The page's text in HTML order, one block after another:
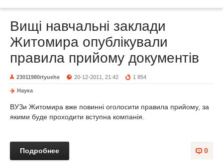
Вищі навчальні заклади
Житомира опублікували
правила прийому документів
23011980rtyuehe 20-12-2011, 21:42 1 854
Наука
ВУЗи Житомира вже повинні оголосити правила прийому, за
якими буде проходити вступна компанія.
0
Подробнее